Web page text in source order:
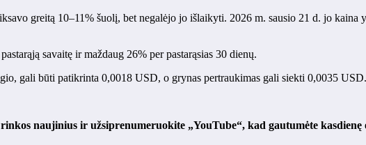
greitą 10–11% šuolį, bet negalėjo jo išlaikyti. 2026 m. sausio 21 d. jo
savaitę ir maždaug 26% per pastarąsias 30 dienų.
gali būti patikrinta 0,0018 USD, o grynas pertraukimas gali siekti 0,0035 USD.
naujinius ir užsiprenumeruokite „YouTube“, kad gautumėte kasdienę